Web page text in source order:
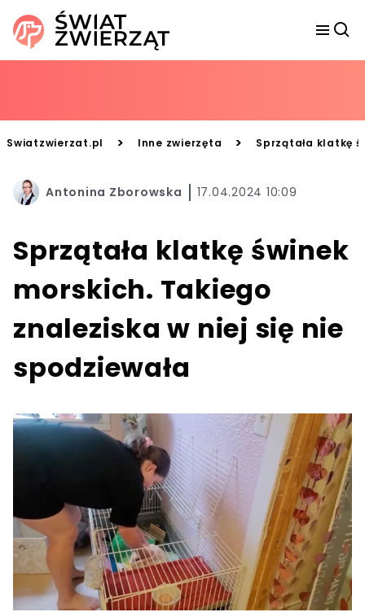
Swiatzwierzat.pl > Inne zwierzęta > Sprzątała klatkę
Antonina Zborowska 17.04.2024 10:09
Sprzątała klatkę świnek
morskich. Takiego
znaleziska w niej się nie
spodziewała